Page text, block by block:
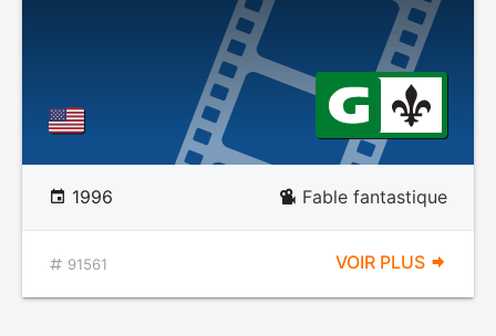
1996 Fable fantastique
91561 VOIR PLUS